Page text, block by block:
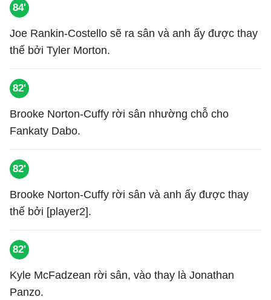
84'
Joe Rankin-Costello sẽ ra sân và anh ấy được thay
thế bởi Tyler Morton.
82'
Brooke Norton-Cuffy rời sân nhường chỗ cho
Fankaty Dabo.
82'
Brooke Norton-Cuffy rời sân và anh ấy được thay
thế bởi [player2].
82'
Kyle McFadzean rời sân, vào thay là Jonathan
Panzo.